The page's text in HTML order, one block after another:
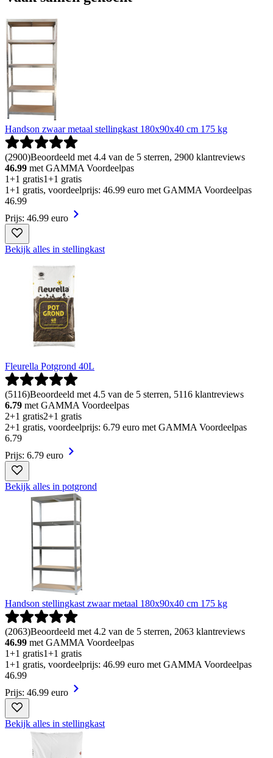
Handson zwaar metaal stellingkast 180x90x40 cm 175 kg
(2900)Beoordeeld met 4.4 van de 5 sterren, 2900 klantreviews
46.99 met GAMMA Voordeelpas
1+1 gratis1+1 gratis
1+1 gratis, voordeelprijs: 46.99 euro met GAMMA Voordeelpas
46.99
Prijs: 46.99 euro
Bekijk alles in stellingkast
Fleurella Potgrond 40L
(5116)Beoordeeld met 4.5 van de 5 sterren, 5116 klantreviews
6.79 met GAMMA Voordeelpas
2+1 gratis2+1 gratis
2+1 gratis, voordeelprijs: 6.79 euro met GAMMA Voordeelpas
6.79
Prijs: 6.79 euro
Bekijk alles in potgrond
Handson stellingkast zwaar metaal 180x90x40 cm 175 kg
(2063)Beoordeeld met 4.2 van de 5 sterren, 2063 klantreviews
46.99 met GAMMA Voordeelpas
1+1 gratis1+1 gratis
1+1 gratis, voordeelprijs: 46.99 euro met GAMMA Voordeelpas
46.99
Prijs: 46.99 euro
Bekijk alles in stellingkast